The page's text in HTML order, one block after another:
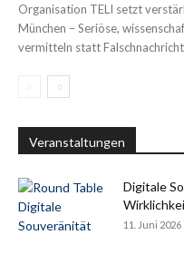
Organisation TELI setzt
München – Seriöse,
vermitteln statt
Veranstaltungen
Digitale
11. Juni 2026